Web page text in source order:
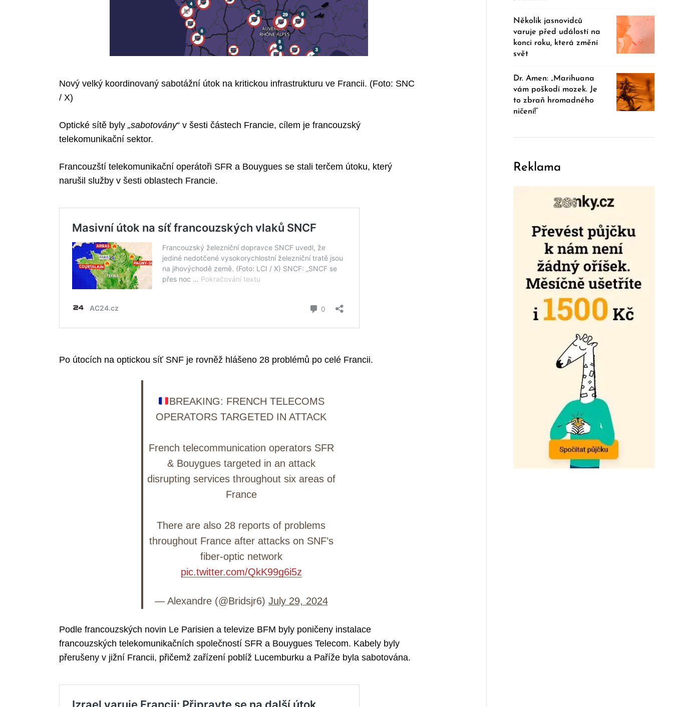
Nový velký koordinovaný sabotážní útok na kritickou infrastrukturu ve Francii. (Foto: SNC
/ X)
Optické sítě byly „sabotovány“ v šesti částech Francie, cílem je francouzský
telekomunikační sektor.
Francouzští telekomunikační operátoři SFR a Bouygues se stali terčem útoku, který
narušil služby v šesti oblastech Francie.
Po útocích na optickou síť SNF je rovněž hlášeno 28 problémů po celé Francii.
BREAKING: FRENCH TELECOMS
OPERATORS TARGETED IN ATTACK
French telecommunication operators SFR
& Bouygues targeted in an attack
disrupting services throughout six areas of
France
There are also 28 reports of problems
throughout France after attacks on SNF’s
fiber-optic network
pic.twitter.com/QkK99g6i5z
— Alexandre (@Bridsjr6) July 29, 2024
Podle francouzských novin Le Parisien a televize BFM byly poničeny instalace
francouzských telekomunikačních společností SFR a Bouygues Telecom. Kabely byly
přerušeny v jižní Francii, přičemž zařízení poblíž Lucemburku a Paříže byla sabotována.
Několik jasnovidců
varuje před událostí na
konci roku, která změní
svět
Dr. Amen: „Marihuana
vám poškodí mozek. Je
to zbraň hromadného
ničení!“
Reklama